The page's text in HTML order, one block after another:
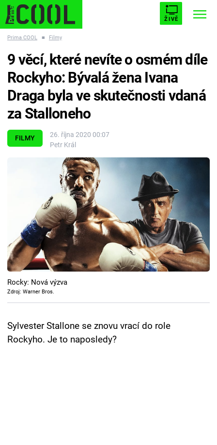
ŽIVĚ
ESCAPE PLNEJ KOTEL AVENGERS 5
Témata
Cool Esport
Pořady
TV Program
Přihlášení
Prima COOL ■ Filmy
FILMY
26. října 2020 00:07
Petr Král
9 věcí, které nevíte o osmém díle
Rockyho: Bývalá žena Ivana
Draga byla ve skutečnosti vdaná
za Stalloneho
Rocky: Nová výzva
Zdroj: Warner Bros.
Sylvester Stallone se znovu vrací do role
Rockyho. Je to naposledy?